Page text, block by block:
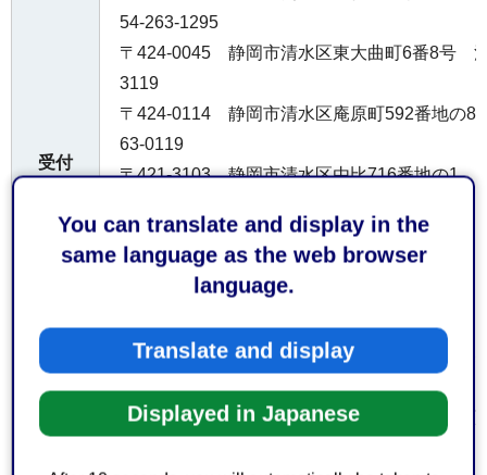
You can translate and display in the
same language as the web browser
language.
Translate and display
Displayed in Japanese
受付
54-263-1295
〒424-0045 静岡市清水区東大曲町6番8号
3119
〒424-0114 静岡市清水区庵原町592番地の
63-0119
〒421-3103 静岡市清水区由比716番地の1
〒424-0926 静岡市清水区村松625番地の4
35-0119
〒427-0048 島田市旗指513番地の1 島田消
〒421-0301 榛原郡吉田町住吉町佐吉1386
0548-32-1141
〒421-0523 牧之原市波津191番地1 牧之原